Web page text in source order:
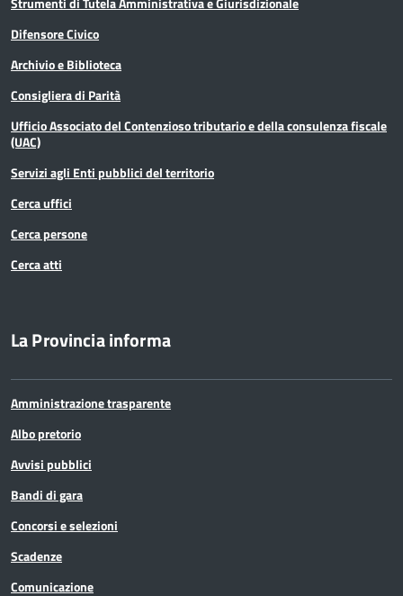
Difensore Civico
Archivio e Biblioteca
Consigliera di Parità
Ufficio Associato del Contenzioso tributario e della consulenza fiscale
(UAC)
Servizi agli Enti pubblici del territorio
Cerca uffici
Cerca persone
Cerca atti
La Provincia informa
Amministrazione trasparente
Albo pretorio
Avvisi pubblici
Bandi di gara
Concorsi e selezioni
Scadenze
Comunicazione